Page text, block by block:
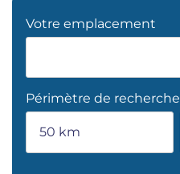
Votre emplacement
Périmètre de recherche